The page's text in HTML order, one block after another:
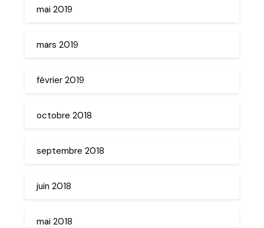
mai 2019
mars 2019
février 2019
octobre 2018
septembre 2018
juin 2018
mai 2018